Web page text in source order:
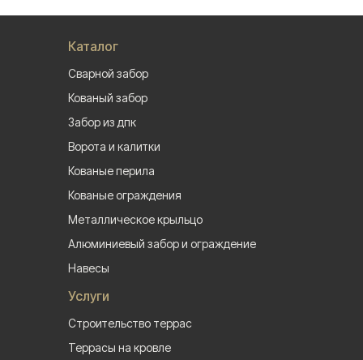
Каталог
Сварной забор
Кованый забор
Забор из дпк
Ворота и калитки
Металлическое крыльцо
Навесы
Алюминиевый забор и ограждение
Кованые ограждения
Кованые перила
Строительство террас
Террасы на кровле
Услуги